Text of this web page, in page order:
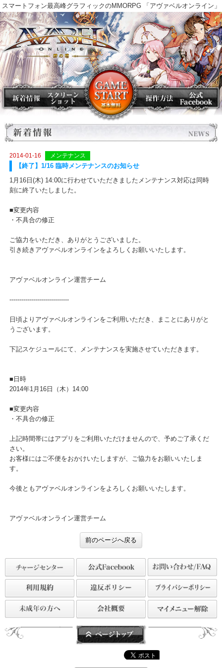
スマートフォン最高峰グラフィックのMMORPG 「アヴァベルオンラ
2014-01-16 メンテナンス
【終了】1/16 臨時メンテナンスのお知らせ
1月16日(木) 14:00に行わせていただきましたメンテナンス対応は同
■変更内容
・不具合の修正
アヴァベルオンライン運営チーム
------------------------------
うございます。
下記スケジュールにて、メンテナンスを実施させていただきます。
■日時
2014年1月16日（木）14:00
■変更内容
・不具合の修正
上記時間帯にはアプリをご利用いただけませんので、予めご了承く
お客様にはご不便をおかけいたしますが、ご協力をお願いいたしま
今後ともアヴァベルオンラインをよろしくお願いいたします。
前のページへ戻る